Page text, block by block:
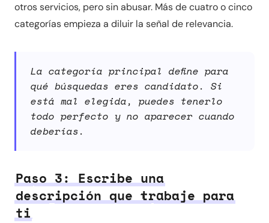
otros servicios, pero sin abusar. Más de cuatro o cinco
categorías empieza a diluir la señal de relevancia.
La categoría principal define para
qué búsquedas eres candidato. Si
está mal elegida, puedes tenerlo
todo perfecto y no aparecer cuando
deberías.
Paso 3: Escribe una
descripción que trabaje para
ti